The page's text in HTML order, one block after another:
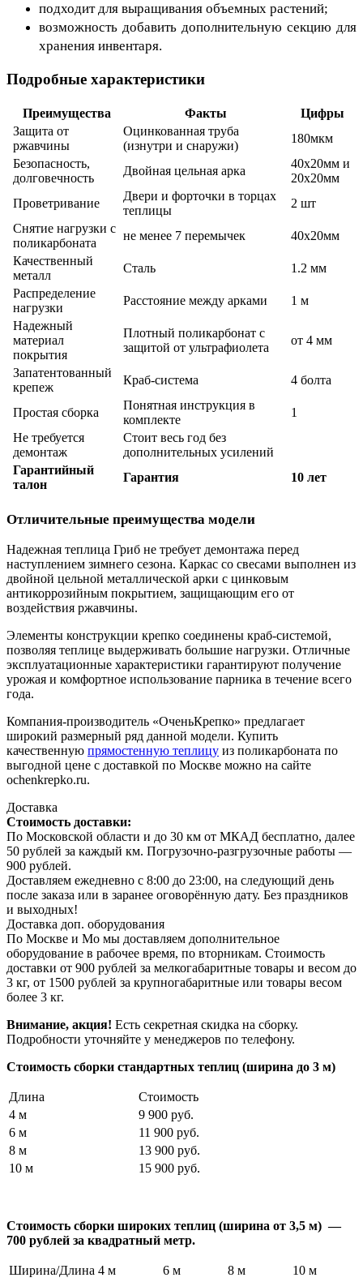
подходит для выращивания объемных растений;
возможность добавить дополнительную секцию для
хранения инвентаря.
Подробные характеристики
Преимущества Факты
Цифры
Защита от
ржавчины
Оцинкованная труба
(изнутри и снаружи)
180мкм
Безопасность,
долговечность
Двойная цельная арка
40х20мм и
20х20мм
Проветривание
Двери и форточки в торцах
теплицы
2 шт
Снятие нагрузки с
поликарбоната
не менее 7 перемычек
40х20мм
Качественный
металл
Сталь
1.2 мм
Распределение
нагрузки
Расстояние между арками
1 м
Надежный
материал
покрытия
Плотный поликарбонат с
защитой от ультрафиолета
от 4 мм
Запатентованный
крепеж
Краб-система 4 болта
Простая сборка
Понятная инструкция в
комплекте
1
Не требуется
демонтаж
Стоит весь год без
дополнительных усилений
Гарантийный
талон
Гарантия 10 лет
Отличительные преимущества модели
Надежная теплица Гриб не требует демонтажа перед
наступлением зимнего сезона. Каркас со свесами выполнен из
двойной цельной металлической арки с цинковым
антикоррозийным покрытием, защищающим его от
воздействия ржавчины.
Элементы конструкции крепко соединены краб-системой,
позволяя теплице выдерживать большие нагрузки. Отличные
эксплуатационные характеристики гарантируют получение
урожая и комфортное использование парника в течение всего
года.
Компания-производитель «ОченьКрепко» предлагает
широкий размерный ряд данной модели. Купить
качественную прямостенную теплицу из поликарбоната по
выгодной цене с доставкой по Москве можно на сайте
ochenkrepko.ru.
Доставка
Стоимость доставки:
По Московской области и до 30 км от МКАД бесплатно, далее
50 рублей за каждый км. Погрузочно-разгрузочные работы —
900 рублей.
Доставляем ежедневно с 8:00 до 23:00, на следующий день
после заказа или в заранее оговорённую дату. Без праздников
и выходных!
Доставка доп. оборудования
По Москве и Мо мы доставляем дополнительное
оборудование в рабочее время, по вторникам. Стоимость
доставки от 900 рублей за мелкогабаритные товары и весом до
3 кг, от 1500 рублей за крупногабаритные или товары весом
более 3 кг.
Внимание, акция! Есть секретная скидка на сборку.
Подробности уточняйте у менеджеров по телефону.
Стоимость сборки стандартных теплиц (ширина до 3 м)
Длина
Стоимость
4 м
9 900 руб.
6 м
11 900 руб.
8 м
13 900 руб.
10 м
15 900 руб.
Стоимость сборки широких теплиц (ширина от 3,5 м) —
700 рублей за квадратный метр.
Ширина/Длина 4 м 6 м 8 м 10 м